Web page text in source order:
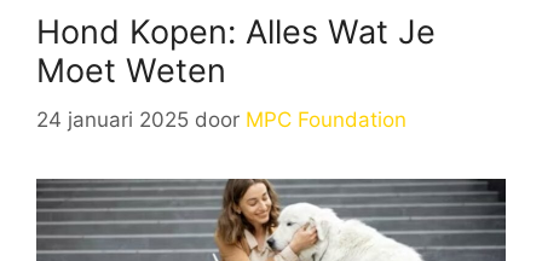
Hond Kopen: Alles Wat Je
Moet Weten
24 januari 2025 door MPC Foundation